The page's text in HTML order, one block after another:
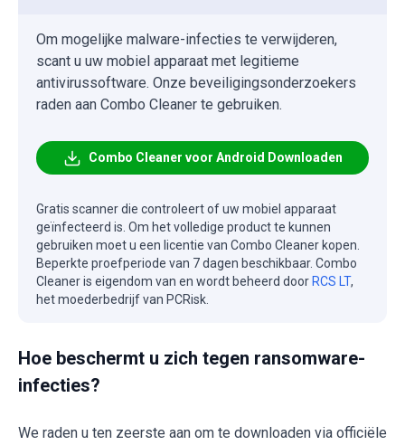
Om mogelijke malware-infecties te verwijderen,
scant u uw mobiel apparaat met legitieme
antivirussoftware. Onze beveiligingsonderzoekers
raden aan Combo Cleaner te gebruiken.
Combo Cleaner voor Android Downloaden
Gratis scanner die controleert of uw mobiel apparaat
geïnfecteerd is. Om het volledige product te kunnen
gebruiken moet u een licentie van Combo Cleaner kopen.
Beperkte proefperiode van 7 dagen beschikbaar. Combo
Cleaner is eigendom van en wordt beheerd door RCS LT,
het moederbedrijf van PCRisk.
Hoe beschermt u zich tegen ransomware-
infecties?
We raden u ten zeerste aan om te downloaden via officiële